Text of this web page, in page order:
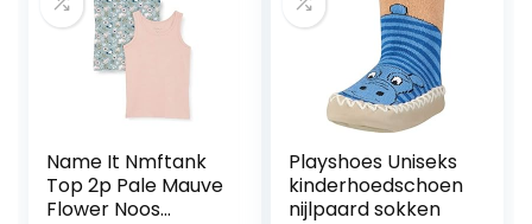
Name It Nmftank
Top 2p Pale Mauve
Flower Noos
Playshoes Uniseks
kinderhoedschoen
nijlpaard sokken